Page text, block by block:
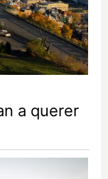
a querer